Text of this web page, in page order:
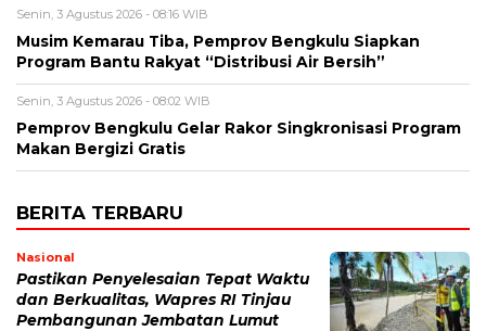
Senin, 3 Agustus 2026 - 08:16 WIB
Musim Kemarau Tiba, Pemprov Bengkulu Siapkan
Program Bantu Rakyat “Distribusi Air Bersih”
Senin, 3 Agustus 2026 - 08:02 WIB
Pemprov Bengkulu Gelar Rakor Singkronisasi Program
Makan Bergizi Gratis
BERITA TERBARU
Nasional
Pastikan Penyelesaian Tepat Waktu
dan Berkualitas, Wapres RI Tinjau
Pembangunan Jembatan Lumut